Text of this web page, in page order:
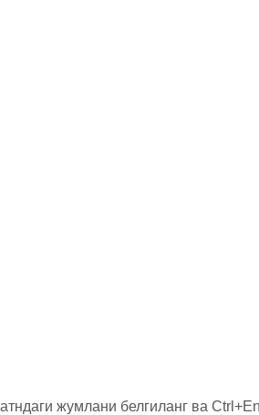
жумлани белгиланг ва